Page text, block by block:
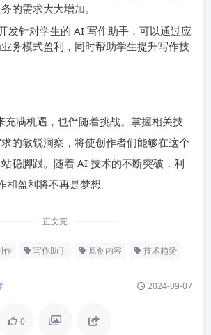
的需求大大增加。
发针对学生的 AI 写作助手，可以通过应
务模式盈利，同时帮助学生提升写作技
充满机遇，也伴随着挑战。掌握相关技
的敏锐洞察，将使创作者们能够在这个
稳脚跟。随着 AI 技术的不断突破，利
盈利将不再是梦想。
正文完
作 写作助手 原创内容 技术趋势
2024-09-07
0